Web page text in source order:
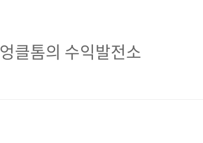
클
엉클톰의 수익발전소